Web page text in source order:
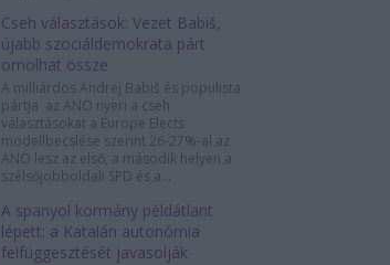
Cseh választások: Vezet Babiš,
újabb szociáldemokrata párt
omolhat össze
A milliárdos Andrej Babiš és populista
pártja az ANO nyeri a cseh
választásokat a Europe Elects
modellbecslése szerint 26-27%-al az
ANO lesz az első, a második helyen a
szélsőjobboldali SPD és a...
A spanyol kormány példátlant
lépett: a Katalán autonómia
felfüggesztését javasolják